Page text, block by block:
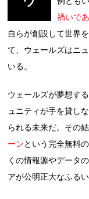
禍いで
自らが創設して世界
て、ウェールズはニ
いる。
ウェールズが夢想す
ュニティが手を貸し
られる未来だ。その
ーンという完全無料
くの情報源やデータ
アが公明正大なふる